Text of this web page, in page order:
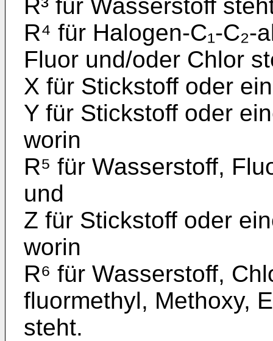
R³ für Wasserstoff
R⁴ für Halogen-C₁-
Fluor und/oder Chlor
X für Stickstoff oder
Y für Stickstoff oder
worin
R⁵ für Wasserstoff,
und
Z für Stickstoff oder
worin
R⁶ für Wasserstoff,
fluormethyl, Methoxy,
steht.